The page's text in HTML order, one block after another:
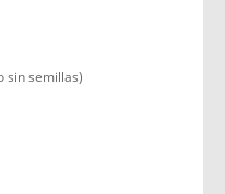
sin semillas)